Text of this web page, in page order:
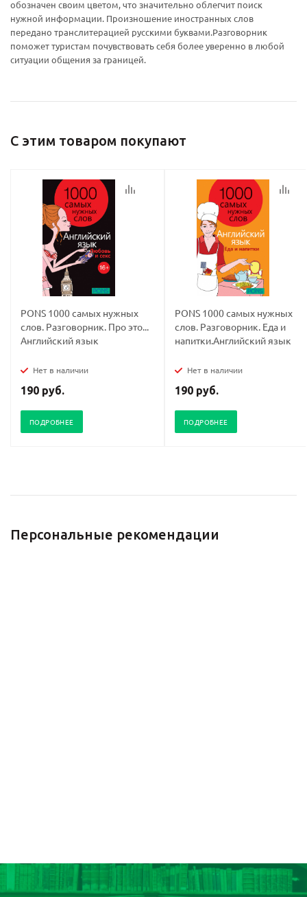
обозначен своим цветом, что значительно облегчит поиск
нужной информации. Произношение иностранных слов
передано транслитерацией русскими буквами.Разговорник
поможет туристам почувствовать себя более уверенно в любой
ситуации общения за границей.
С этим товаром покупают
PONS 1000 самых нужных
слов. Разговорник. Про это...
Английский язык
Нет в наличии
190 руб.
ПОДРОБНЕЕ
PONS 1000 самых нужных
слов. Разговорник. Еда и
напитки.Английский язык
Нет в наличии
190 руб.
ПОДРОБНЕЕ
Персональные рекомендации
политикой
политикой